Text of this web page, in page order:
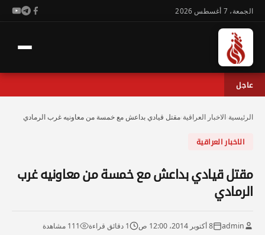
الجمعة، 7 أغسطس 2026
عاجل
الرئيسية الاخبار العراقية مقتل قيادي بداعش مع خمسة من معاونيه غرب الرمادي
الاخبار العراقية
مقتل قيادي بداعش مع خمسة من معاونيه غرب
الرمادي
admin 8 أكتوبر 2014، 12:00 ص 1 دقائق قراءة 111 مشاهدة